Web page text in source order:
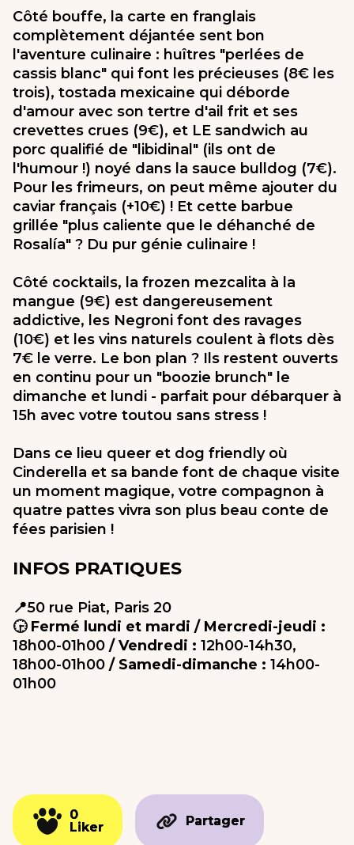
Côté bouffe, la carte en franglais
complètement déjantée sent bon
l'aventure culinaire : huîtres "perlées de
cassis blanc" qui font les précieuses (8€ les
trois), tostada mexicaine qui déborde
d'amour avec son tertre d'ail frit et ses
crevettes crues (9€), et LE sandwich au
porc qualifié de "libidinal" (ils ont de
l'humour !) noyé dans la sauce bulldog (7€).
Pour les frimeurs, on peut même ajouter du
caviar français (+10€) ! Et cette barbue
grillée "plus caliente que le déhanché de
Rosalía" ? Du pur génie culinaire !
Côté cocktails, la frozen mezcalita à la
mangue (9€) est dangereusement
addictive, les Negroni font des ravages
(10€) et les vins naturels coulent à flots dès
7€ le verre. Le bon plan ? Ils restent ouverts
en continu pour un "boozie brunch" le
dimanche et lundi - parfait pour débarquer à
15h avec votre toutou sans stress !
Dans ce lieu queer et dog friendly où
Cinderella et sa bande font de chaque visite
un moment magique, votre compagnon à
quatre pattes vivra son plus beau conte de
fées parisien !
INFOS PRATIQUES
📍50 rue Piat, Paris 20
🕞 Fermé lundi et mardi / Mercredi-jeudi :
18h00-01h00 / Vendredi : 12h00-14h30,
18h00-01h00 / Samedi-dimanche : 14h00-
01h00
0
Liker
0
Liker
Partager
Partager